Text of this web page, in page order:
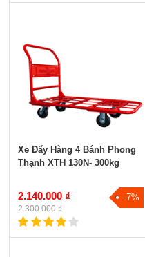
Xe Đẩy Hàng 4 Bánh Phong
Thạnh XTH 130N- 300kg
2.140.000 ₫
2.300.000 ₫
-7%